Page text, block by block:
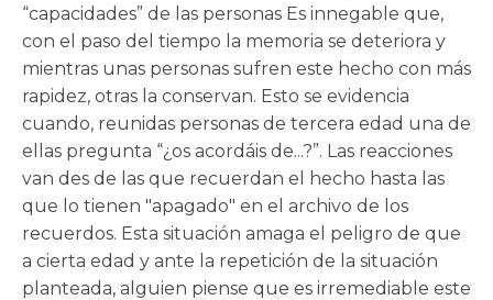
“capacidades” de las personas Es innegable que,
con el paso del tiempo la memoria se deteriora y
mientras unas personas sufren este hecho con más
rapidez, otras la conservan. Esto se evidencia
cuando, reunidas personas de tercera edad una de
ellas pregunta “¿os acordáis de...?”. Las reacciones
van des de las que recuerdan el hecho hasta las
que lo tienen "apagado" en el archivo de los
recuerdos. Esta situación amaga el peligro de que
a cierta edad y ante la repetición de la situación
planteada, alguien piense que es irremediable este